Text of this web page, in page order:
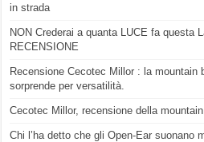
in strada
NON Crederai a quanta LUCE fa questa
RECENSIONE
Recensione Cecotec Millor : la mountain
sorprende per versatilità.
Cecotec Millor, recensione della
Chi l’ha detto che gli Open-Ear suonano